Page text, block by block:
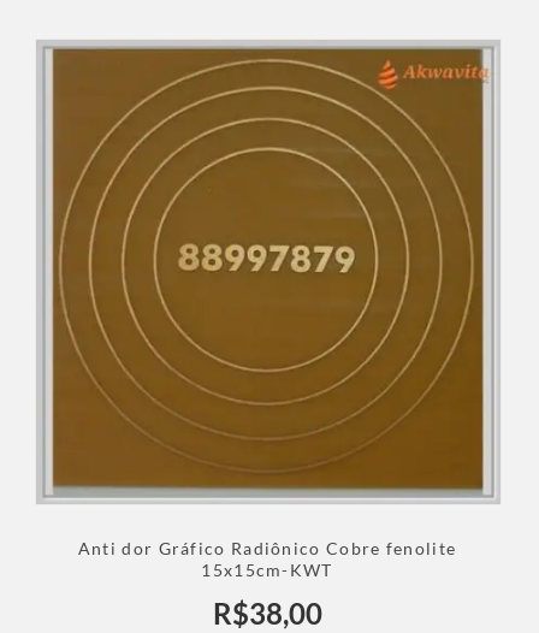
Anti dor Gráfico Radiônico Cobre fenolite
15x15cm-KWT
R$38,00